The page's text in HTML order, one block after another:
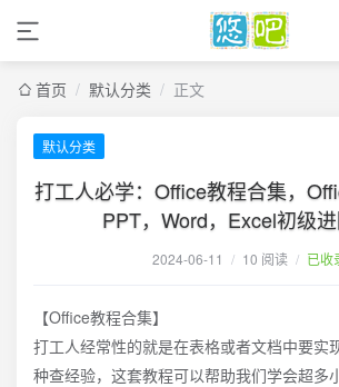
首页 / 默认分类 / 正文
默认分类
打工人必学：Office教程合集，
PPT，Word，Excel初级
2024-06-11 / 10 阅读 / 已收
【Office教程合集】
打工人经常性的就是在表格或者文档中要实
种查经验，这套教程可以帮助我们学会超多